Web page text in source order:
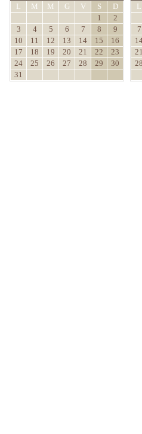
L M M G V S
D
1
2
3
4 5 6 7 8
9
10
11 12 13 14 15
16
17
18 19 20 21 22
23
24
25 26 27 28 29
30
31
L
7